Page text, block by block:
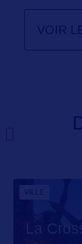
VOIR
VILLE
La